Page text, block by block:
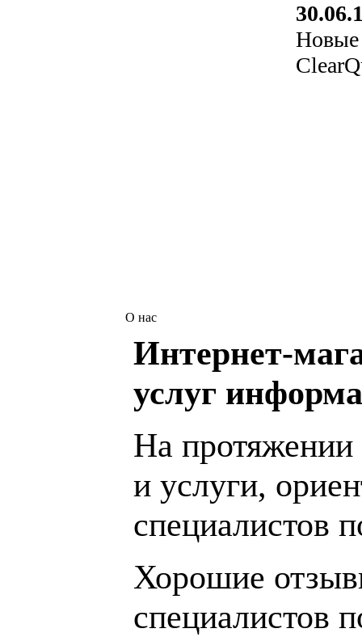
Новые
О нас
Интернет-
услуг
На протяжении
и услуги,
специалистов
Хорошие
специалистов